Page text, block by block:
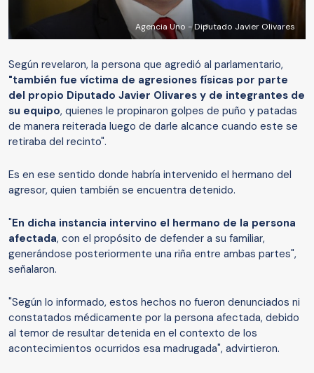
Agencia Uno - Diputado Javier Olivares
Según revelaron, la persona que agredió al parlamentario,
"también fue víctima de agresiones físicas por parte
del propio Diputado Javier Olivares y de integrantes de
su equipo, quienes le propinaron golpes de puño y patadas
de manera reiterada luego de darle alcance cuando este se
retiraba del recinto".
Es en ese sentido donde habría intervenido el hermano del
agresor, quien también se encuentra detenido.
"En dicha instancia intervino el hermano de la persona
afectada, con el propósito de defender a su familiar,
generándose posteriormente una riña entre ambas partes",
señalaron.
"Según lo informado, estos hechos no fueron denunciados ni
constatados médicamente por la persona afectada, debido
al temor de resultar detenida en el contexto de los
acontecimientos ocurridos esa madrugada", advirtieron.